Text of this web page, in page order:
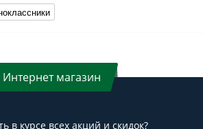
магазин
в курсе всех акций и скидок?